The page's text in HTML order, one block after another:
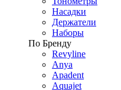
Насадки
Держатели
Наборы
По Бренду
Revyline
Anya
Apadent
Aquajet